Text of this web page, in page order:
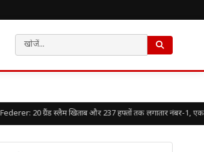
20 ग्रैंड स्लैम खिताब और 237 हफ्तों तक लगातार नंबर-1, एक